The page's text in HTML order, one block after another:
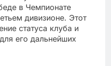
в Чемпионате
дивизионе. Этот
статуса клуба и
его дальнейших